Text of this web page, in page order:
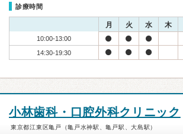
診療時間
月 火 水 木
10:00-13:00
14:30-19:30
小林歯科・口腔外科クリニック
東京都江東区亀戸（亀戸水神駅、亀戸駅、大島駅）